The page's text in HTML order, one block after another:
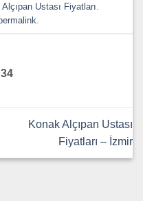
Alçıpan Ustası Fiyatları
Konak Alçıpan Ustası
Fiyatları – İzmir